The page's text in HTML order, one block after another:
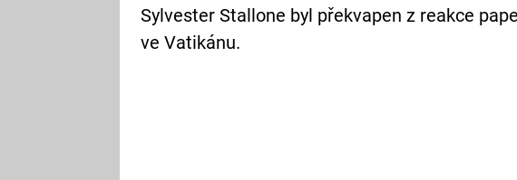
Sylvester Stallone byl překvapen z reakce
ve Vatikánu.